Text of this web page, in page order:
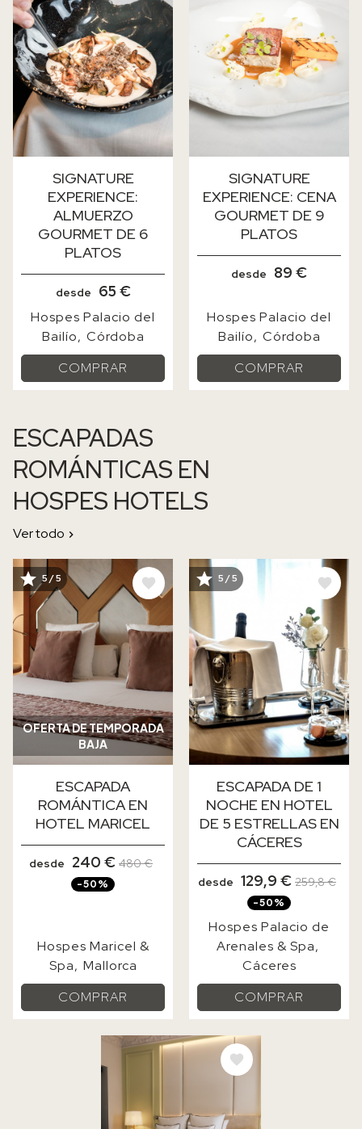
SIGNATURE
EXPERIENCE:
ALMUERZO
GOURMET DE 6
PLATOS
desde 65 €
Hospes Palacio del
Bailío
Córdoba
COMPRAR
SIGNATURE
EXPERIENCE: CENA
GOURMET DE 9
PLATOS
desde 89 €
Hospes Palacio del
Bailío
Córdoba
COMPRAR
ESCAPADAS
ROMÁNTICAS EN
HOSPES HOTELS
Ver todo
OFERTA DE TEMPORADA
BAJA
IMAGE
5 / 5
ESCAPADA
ROMÁNTICA EN
HOTEL MARICEL
desde 240 € 480 €
-50%
Hospes Maricel &
Spa
Mallorca
COMPRAR
IMAGE
5 / 5
ESCAPADA DE 1
NOCHE EN HOTEL
DE 5 ESTRELLAS EN
CÁCERES
desde 129,9 € 259,8 €
-50%
Hospes Palacio de
Arenales & Spa
Cáceres
COMPRAR
IMAGE